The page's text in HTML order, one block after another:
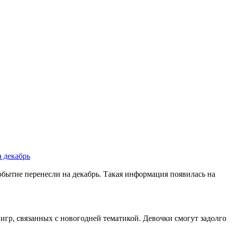
декабрь
перенесли на декабрь. Такая информация появилась на
связанных с новогодней тематикой. Девочки смогут задолго